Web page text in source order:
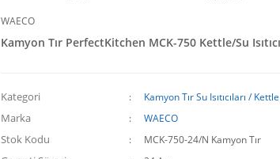
WAECO
Kamyon Tır PerfectKitchen MCK-750 Kettle/Su
Kategori Kamyon Tır Su Isıtıcıları / Kettle
Marka WAECO
Stok Kodu MCK-750-24/N Kamyon Tır